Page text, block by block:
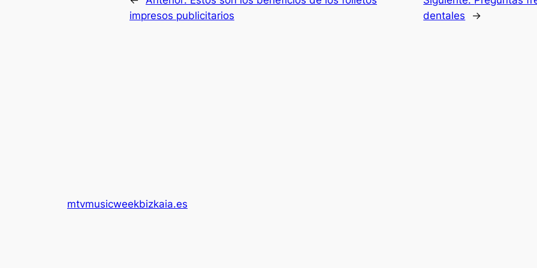
impresos publicitarios
dentales
→
mtvmusicweekbizkaia.es